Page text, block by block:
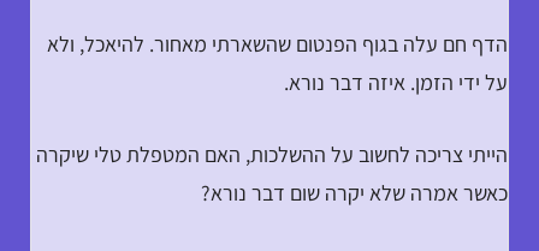
הדף חם עלה בגוף הפנטום שהשארתי מאחור. להיאכל, ולא
על ידי הזמן. איזה דבר נורא.
הייתי צריכה לחשוב על ההשלכות, האם המטפלת טלי שיקרה
כאשר אמרה שלא יקרה שום דבר נורא?